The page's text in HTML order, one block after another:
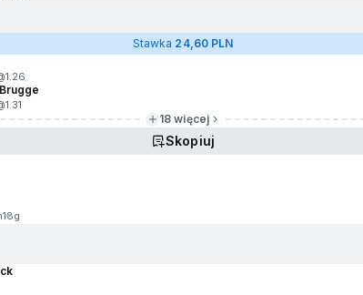
Stawka 24,60 PLN
1.26
1.31
18 więcej
Skopiuj
18g